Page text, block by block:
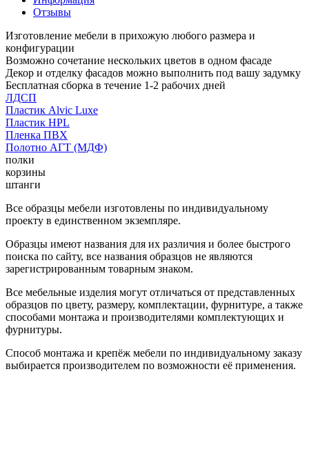
Отзывы
Изготовление мебели в прихожую любого размера и
конфигурации
Возможно сочетание нескольких цветов в одном фасаде
Декор и отделку фасадов можно выполнить под вашу задумку
Бесплатная сборка в течение 1-2 рабочих дней
ЛДСП
Пластик Alvic Luxe
Пластик HPL
Пленка ПВХ
Полотно АГТ (МДФ)
полки
корзины
штанги
Все образцы мебели изготовлены по индивидуальному
проекту в единственном экземпляре.
Образцы имеют названия для их различия и более быстрого
поиска по сайту, все названия образцов не являются
зарегистрированным товарным знаком.
Все мебельные изделия могут отличаться от представленных
образцов по цвету, размеру, комплектации, фурнитуре, а также
способами монтажа и производителями комплектующих и
фурнитуры.
Способ монтажа и крепёж мебели по индивидуальному заказу
выбирается производителем по возможности её применения.